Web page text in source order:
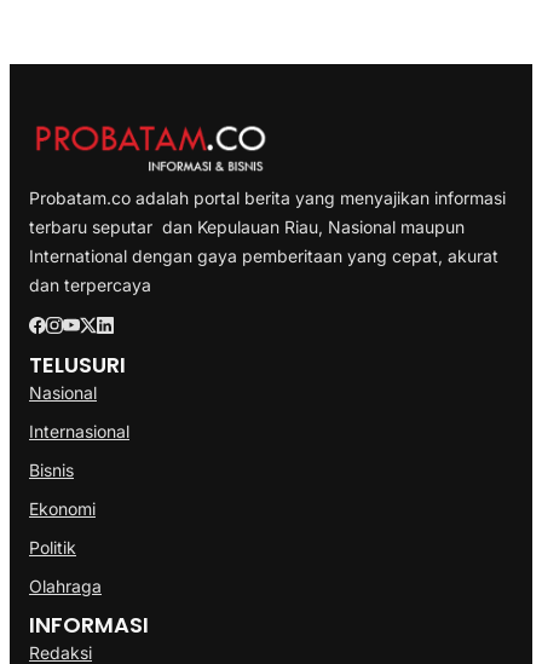
Probatam.co adalah portal berita yang menyajikan informasi
terbaru seputar dan Kepulauan Riau, Nasional maupun
International dengan gaya pemberitaan yang cepat, akurat
dan terpercaya
TELUSURI
Nasional
Internasional
Bisnis
Ekonomi
Politik
Olahraga
INFORMASI
Redaksi